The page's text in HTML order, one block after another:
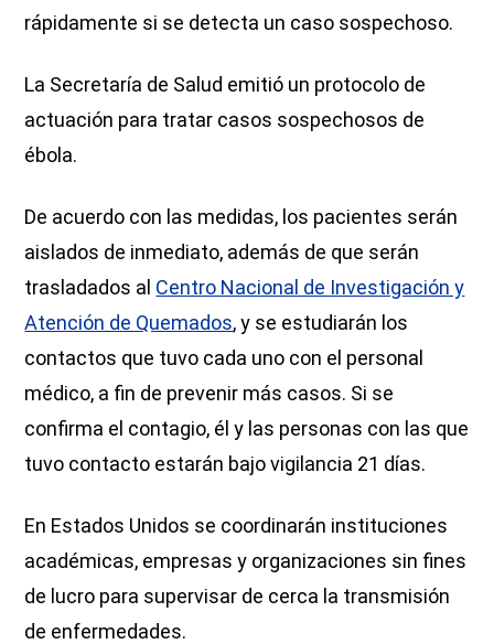
rápidamente si se detecta un caso sospechoso.
La Secretaría de Salud emitió un protocolo de
actuación para tratar casos sospechosos de
ébola.
De acuerdo con las medidas, los pacientes serán
aislados de inmediato, además de que serán
trasladados al Centro Nacional de Investigación y
Atención de Quemados, y se estudiarán los
contactos que tuvo cada uno con el personal
médico, a fin de prevenir más casos. Si se
confirma el contagio, él y las personas con las que
tuvo contacto estarán bajo vigilancia 21 días.
En Estados Unidos se coordinarán instituciones
académicas, empresas y organizaciones sin fines
de lucro para supervisar de cerca la transmisión
de enfermedades.